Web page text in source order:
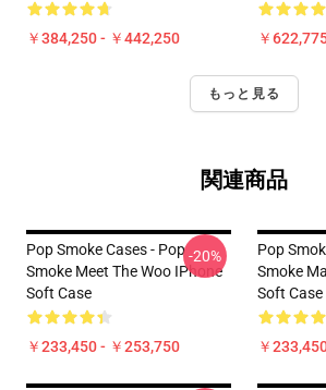
￥384,250 - ￥442,250 ￥
もっと見る
関連商品
Pop Smoke Cases - Pop
Smoke Meet The Woo IPhone
Soft Case
￥233,450 - ￥253,750
-20%
Pop
Smoke
Soft Case
￥